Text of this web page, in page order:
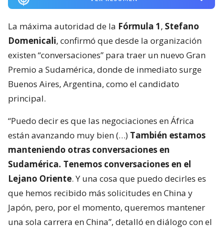
La máxima autoridad de la Fórmula 1, Stefano
Domenicali, confirmó que desde la organización
existen “conversaciones” para traer un nuevo Gran
Premio a Sudamérica, donde de inmediato surge
Buenos Aires, Argentina, como el candidato
principal.
“Puedo decir es que las negociaciones en África
están avanzando muy bien (…) También estamos
manteniendo otras conversaciones en
Sudamérica. Tenemos conversaciones en el
Lejano Oriente. Y una cosa que puedo decirles es
que hemos recibido más solicitudes en China y
Japón, pero, por el momento, queremos mantener
una sola carrera en China”, detalló en diálogo con el